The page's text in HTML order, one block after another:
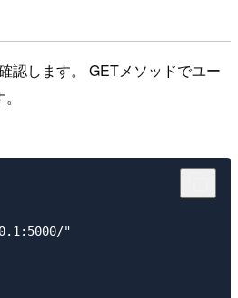
認します。 GETメソッドでユー
"